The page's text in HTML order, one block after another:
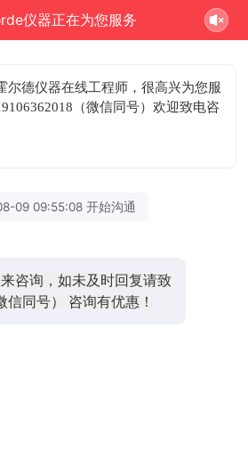
仪器正在为您服务
尔德仪器在线工程师，很高兴为您服
（微信同号）欢迎致电咨
09 09:55:08 开始沟通
咨询，如未及时回复请致
信同号） 咨询有优惠！